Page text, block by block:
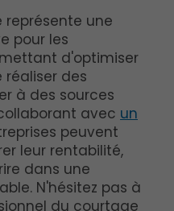
représente une
pour les
d'optimiser
des
à des sources
avec un
peuvent
leur rentabilité,
dans une
N'hésitez pas à
du courtage